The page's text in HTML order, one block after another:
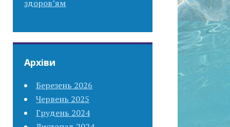
здоров’ям
Архіви
Березень 2026
Червень 2025
Грудень 2024